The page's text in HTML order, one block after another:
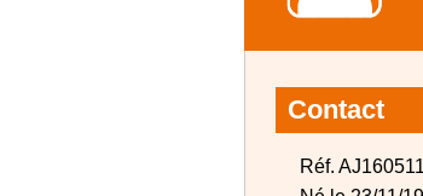
Contact
Réf.